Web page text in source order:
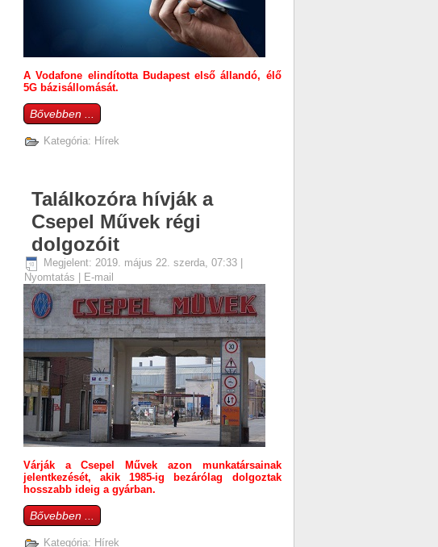
A Vodafone elindította Budapest első állandó, élő
5G bázisállomását.
Bővebben ...
Kategória: Hírek
Találkozóra hívják a
Csepel Művek régi
dolgozóit
Megjelent: 2019. május 22. szerda, 07:33
Nyomtatás
E-mail
Várják a Csepel Művek azon munkatársainak
jelentkezését, akik 1985-ig bezárólag dolgoztak
hosszabb ideig a gyárban.
Bővebben ...
Kategória: Hírek